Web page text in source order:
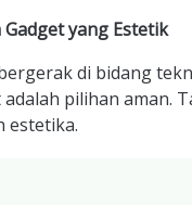
yang Estetik
di bidang
adalah pilihan aman.
estetika.